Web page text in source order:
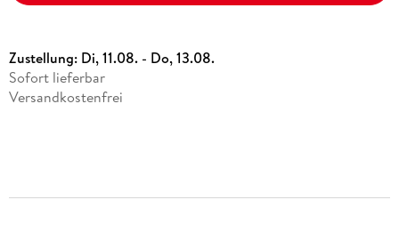
Zustellung: Di, 11.08. - Do, 13.08.
Sofort lieferbar
Versandkostenfrei